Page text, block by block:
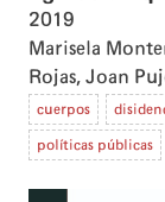
2019
Marisela
Rojas, Joan
cuerpos
políticas públicas